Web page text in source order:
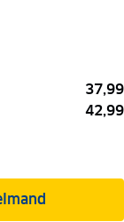
37,99
42,99